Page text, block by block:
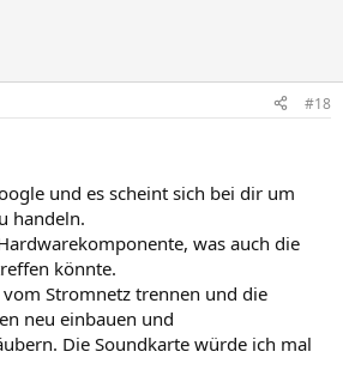
#18
und es scheint sich bei dir um
handeln.
was auch die
könnte.
Stromnetz trennen und die
neu einbauen und
Die Soundkarte würde ich mal